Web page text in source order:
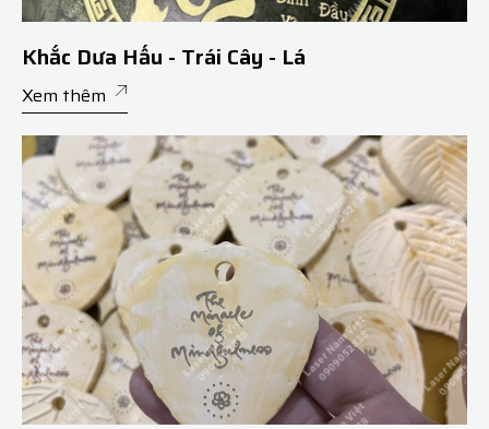
Khắc Dưa Hấu - Trái Cây - Lá
Xem thêm